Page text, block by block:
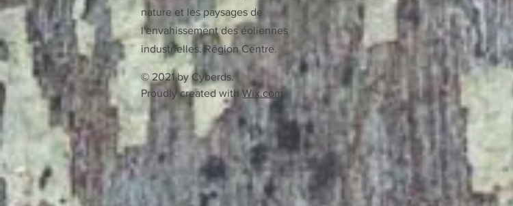
nature et les paysages de
l'envahissement des éoliennes
industrielles. Région Centre.
© 2021 by Cyberds.
Proudly created with Wix.com